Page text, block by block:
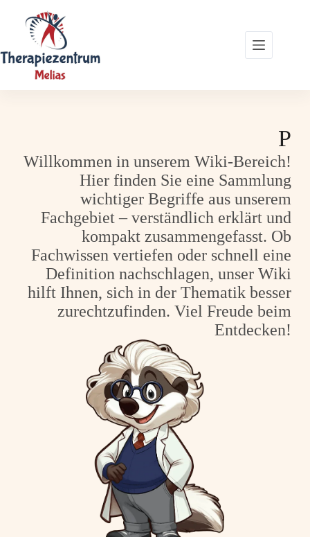
springen
P
Willkommen in unserem Wiki-Bereich!
Hier finden Sie eine Sammlung
wichtiger Begriffe aus unserem
Fachgebiet – verständlich erklärt und
kompakt zusammengefasst. Ob
Fachwissen vertiefen oder schnell eine
Definition nachschlagen, unser Wiki
hilft Ihnen, sich in der Thematik besser
zurechtzufinden. Viel Freude beim
Entdecken!